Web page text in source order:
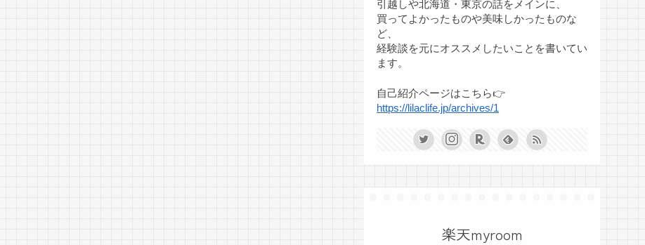
引越しや北海道・東京の話をメインに、
買ってよかったものや美味しかったものな
ど、
経験談を元にオススメしたいことを書いてい
ます。
自己紹介ページはこちら👉
https://lilaclife.jp/archives/1
楽天myroom